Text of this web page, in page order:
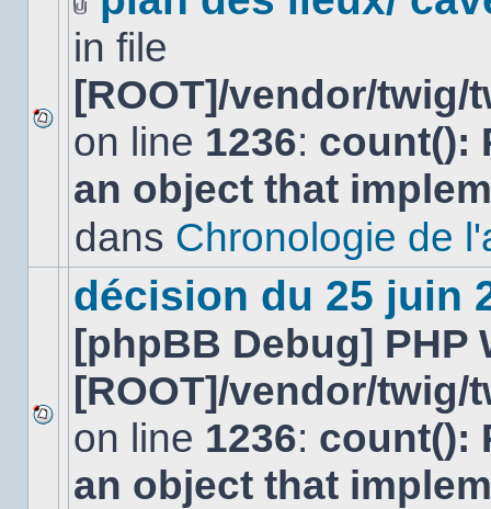
Aucun
nouveau
message
non-
dans
sujet.
Fichier(s)
joint(s)
in file
[ROOT]/vendor/
on line 1236: count():
an object that
dans Chronologie de
Aucun
nouveau
message
non-
décision du 25 juin
[phpBB Debug] PHP
[ROOT]/vendor/
on line 1236: count():
an object that